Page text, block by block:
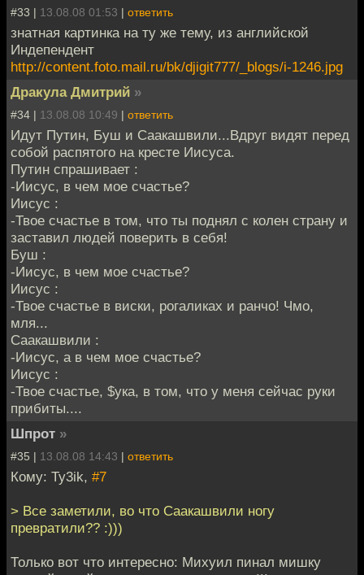
#33 | 13.08.08 01:53 | ответить
знатная картинка на ту же тему, из английской
Индепендент
http://content.foto.mail.ru/bk/djigit777/_blogs/i-1246.jpg
Дракула Дмитрий »
#34 | 13.08.08 10:49 | ответить
Идут Путин, Буш и Саакашвили...Вдруг видят перед
собой распятого на кресте Иисуса.
Путин спрашивает :
-Иисус, в чем мое счастье?
Иисус :
-Твое счастье в том, что ты поднял с колен страну и
заставил людей поверить в себя!
Буш :
-Иисус, в чем мое счастье?
Иисус :
-Твое счастье в виски, рогаликах и ранчо! Чмо,
мля...
Саакашвили :
-Иисус, а в чем мое счастье?
Иисус :
-Твое счастье, $ука, в том, что у меня сейчас руки
прибиты....
Шпрот »
#35 | 13.08.08 14:43 | ответить
Кому: Ty3ik, #7
> Все заметили, во что Саакашвили ногу
превратили?? :)))
Только вот что интересно: Михуил пинал мишку